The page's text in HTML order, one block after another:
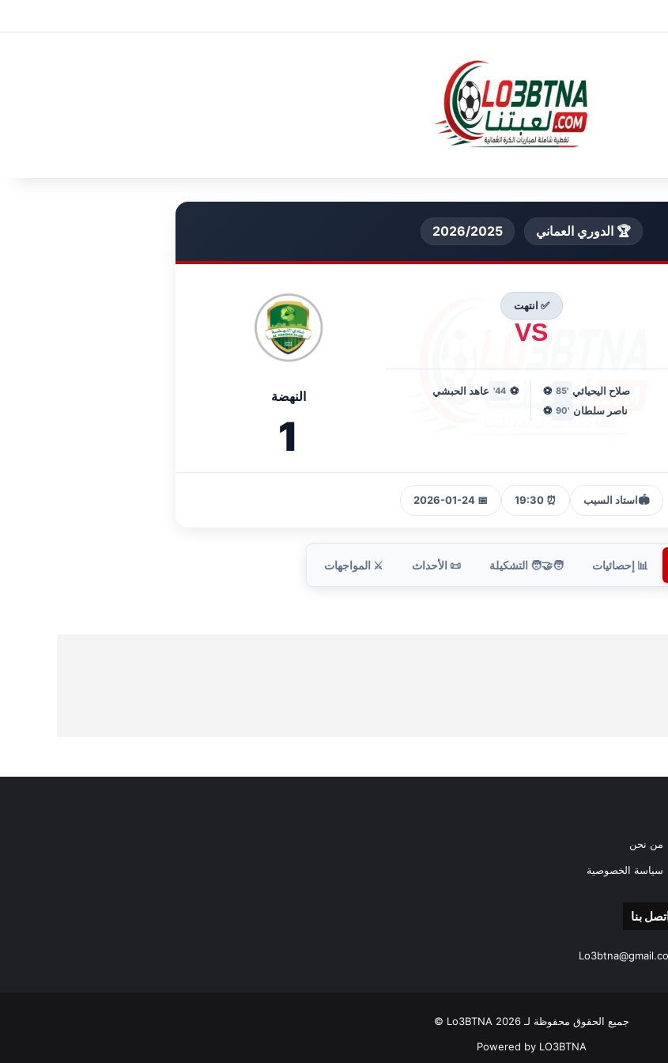
🏆 الدوري العماني 2026/2025
✅ انتهت
VS
صلاح اليحيائي '85
⚽
ناصر سلطان '90
⚽
⚽
44' عاهد الحبشي النهضة
1
🏟️استاد السيب ⏰ 19:30
📅 2026-01-24
📊 إحصائيات 🧑‍🤝‍🧑 التشكيلة 📜 الأحداث ⚔️ المواجهات
من نحن
سياسة الخصوصية
بنا
جميع الحقوق محفوظة لـ Lo3BTNA 2026 ©
Powered by LO3BTNA